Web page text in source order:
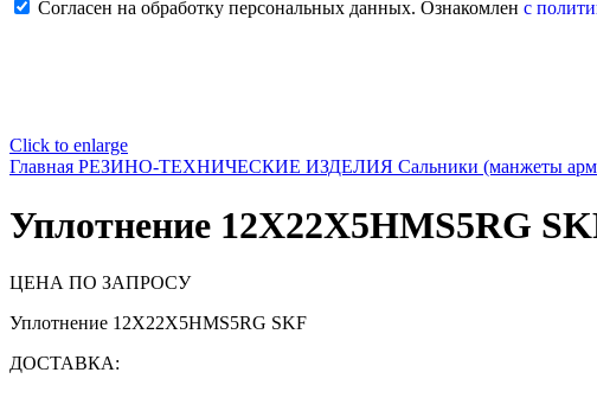
Согласен на обработку персональных данных. Ознакомлен с
Click to enlarge
Главная РЕЗИНО-ТЕХНИЧЕСКИЕ ИЗДЕЛИЯ Сальники (манжеты
Уплотнение 12X22X5HMS5RG
ЦЕНА ПО ЗАПРОСУ
Уплотнение 12X22X5HMS5RG SKF
ДОСТАВКА: